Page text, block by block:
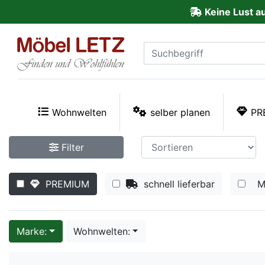
Keine Lust
Wohnwelten selber planen
Filter
PREMIUM schnell lieferbar
Marke: Wohnwelten:
Kundenmeinungen
PREMIUM
Schnell
lieferbar
SALE
Polsterplaner